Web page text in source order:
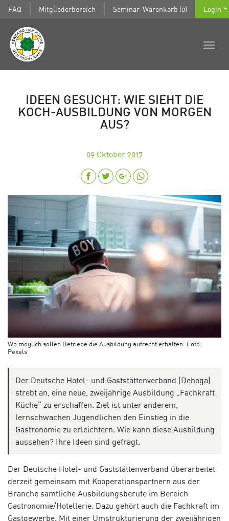
FAQ Mitgliederbereich Seminar-Warenkorb (0) Login
IDEEN GESUCHT: WIE SIEHT DIE
KOCH-AUSBILDUNG VON MORGEN
AUS?
09 Oktober 2017
Wo möglich sollen Betriebe die Ausbildung aufrecht erhalten. Foto:
Pexels
Der Deutsche Hotel- und Gaststättenverband (Dehoga)
strebt an, eine neue, zweijährige Ausbildung „Fachkraft
Küche“ zu erschaffen. Ziel ist unter anderem,
lernschwachen Jugendlichen den Einstieg in die
Gastronomie zu erleichtern. Wie kann diese Ausbildung
aussehen? Ihre Ideen sind gefragt.
Der Deutsche Hotel- und Gaststättenverband überarbeitet
derzeit gemeinsam mit Kooperationspartnern aus der
Branche sämtliche Ausbildungsberufe im Bereich
Gastronomie/Hotellerie. Dazu gehört auch die Fachkraft im
Gastgewerbe. Mit einer Umstrukturierung der zweijährigen